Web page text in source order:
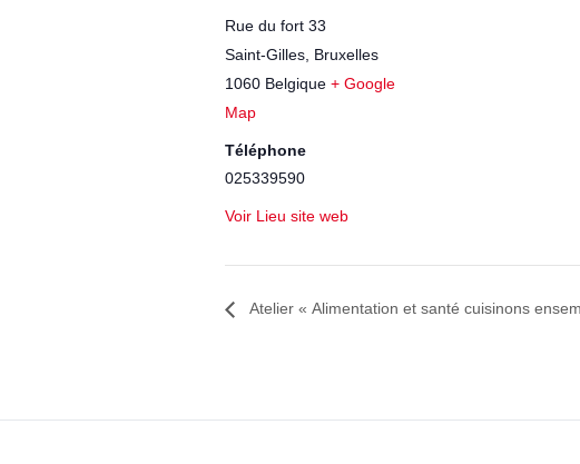
Rue du fort 33
Saint-Gilles, Bruxelles
1060 Belgique + Google
Map
Téléphone
025339590
Voir Lieu site web
Atelier « Alimentation et santé cuisinons